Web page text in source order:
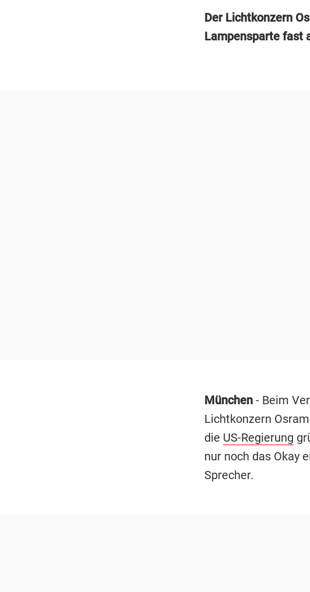
Der Lichtkonzern
Lampensparte fast
München - Beim
Lichtkonzern
die US-Regierung
nur noch das Okay
Sprecher.